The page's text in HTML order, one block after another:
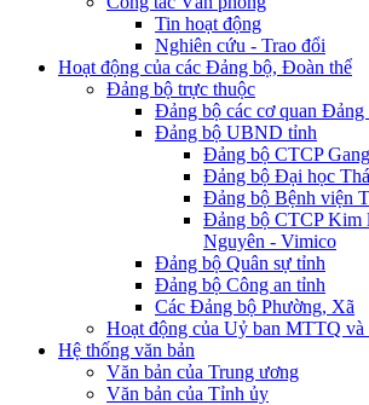
Tin hoạt động
Nghiên cứu - Trao đổi
Hoạt động của các Đảng bộ, Đoàn thể
Đảng bộ trực thuộc
Đảng bộ các cơ quan Đảng
Đảng bộ UBND tỉnh
Đảng bộ CTCP
Đảng bộ Đại học
Đảng bộ Bệnh viện
Đảng bộ CTCP Kim
Nguyên - Vimico
Đảng bộ Quân sự tỉnh
Đảng bộ Công an tỉnh
Các Đảng bộ Phường, Xã
Hoạt động của Uỷ ban MTTQ và
Hệ thống văn bản
Văn bản của Trung ương
Văn bản của Tỉnh ủy